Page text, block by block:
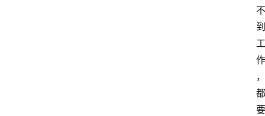
不
到
工
作
，
都
要